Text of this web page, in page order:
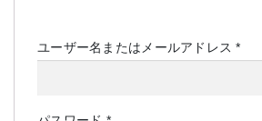
ユーザー名またはメールアドレス*必